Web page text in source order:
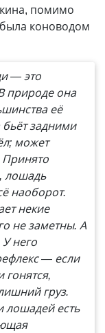
помимо
коноводом
— это
природе она
её
задними
может
Принято
лошадь
наоборот.
некие
не заметны. А
У него
— если
гонятся,
груз.
лошадей есть